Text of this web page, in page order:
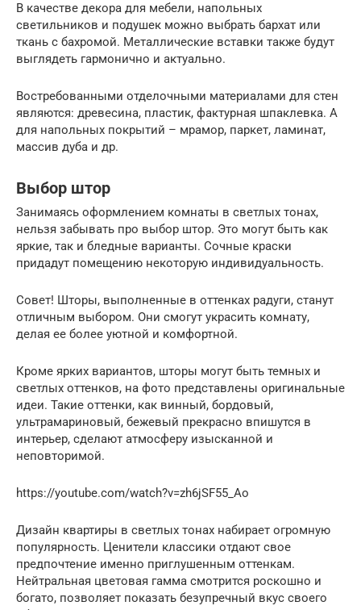
В качестве декора для мебели, напольных
светильников и подушек можно выбрать бархат или
ткань с бахромой. Металлические вставки также будут
выглядеть гармонично и актуально.
Востребованными отделочными материалами для стен
являются: древесина, пластик, фактурная шпаклевка. А
для напольных покрытий – мрамор, паркет, ламинат,
массив дуба и др.
Выбор штор
Занимаясь оформлением комнаты в светлых тонах,
нельзя забывать про выбор штор. Это могут быть как
яркие, так и бледные варианты. Сочные краски
придадут помещению некоторую индивидуальность.
Совет! Шторы, выполненные в оттенках радуги, станут
отличным выбором. Они смогут украсить комнату,
делая ее более уютной и комфортной.
Кроме ярких вариантов, шторы могут быть темных и
светлых оттенков, на фото представлены оригинальные
идеи. Такие оттенки, как винный, бордовый,
ультрамариновый, бежевый прекрасно впишутся в
интерьер, сделают атмосферу изысканной и
неповторимой.
https://youtube.com/watch?v=zh6jSF55_Ao
Дизайн квартиры в светлых тонах набирает огромную
популярность. Ценители классики отдают свое
предпочтение именно приглушенным оттенкам.
Нейтральная цветовая гамма смотрится роскошно и
богато, позволяет показать безупречный вкус своего